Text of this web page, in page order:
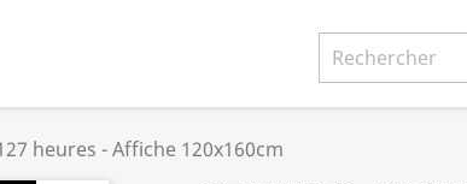
heures - Affiche 120x160cm